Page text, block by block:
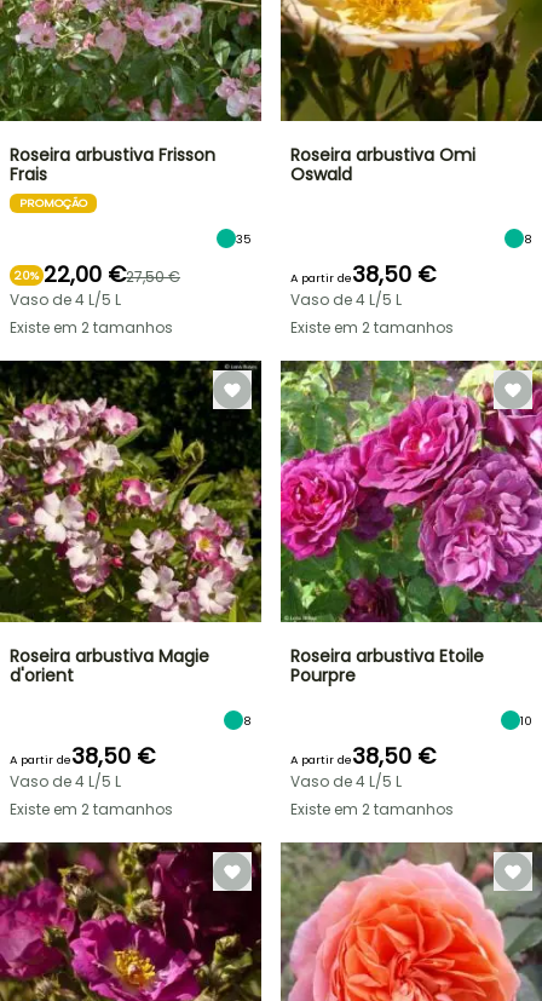
Roseira arbustiva Frisson
Frais
PROMOÇÃO
35
20% 22,00 €27,50 €
Vaso de 4 L/5 L
Existe em 2 tamanhos
Roseira arbustiva Omi
Oswald
8
A partir de38,50 €
Vaso de 4 L/5 L
Existe em 2 tamanhos
Roseira arbustiva Magie
d'orient
8
A partir de38,50 €
Vaso de 4 L/5 L
Existe em 2 tamanhos
Roseira arbustiva Etoile
Pourpre
10
A partir de38,50 €
Vaso de 4 L/5 L
Existe em 2 tamanhos